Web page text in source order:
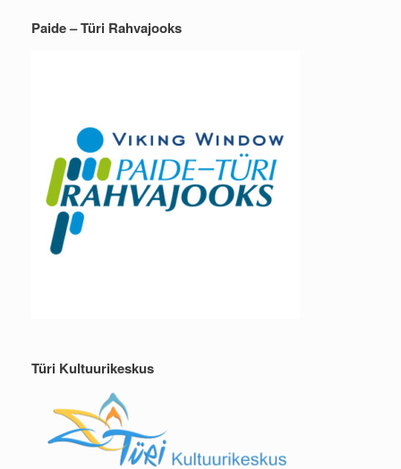
Paide – Türi Rahvajooks
Türi Kultuurikeskus